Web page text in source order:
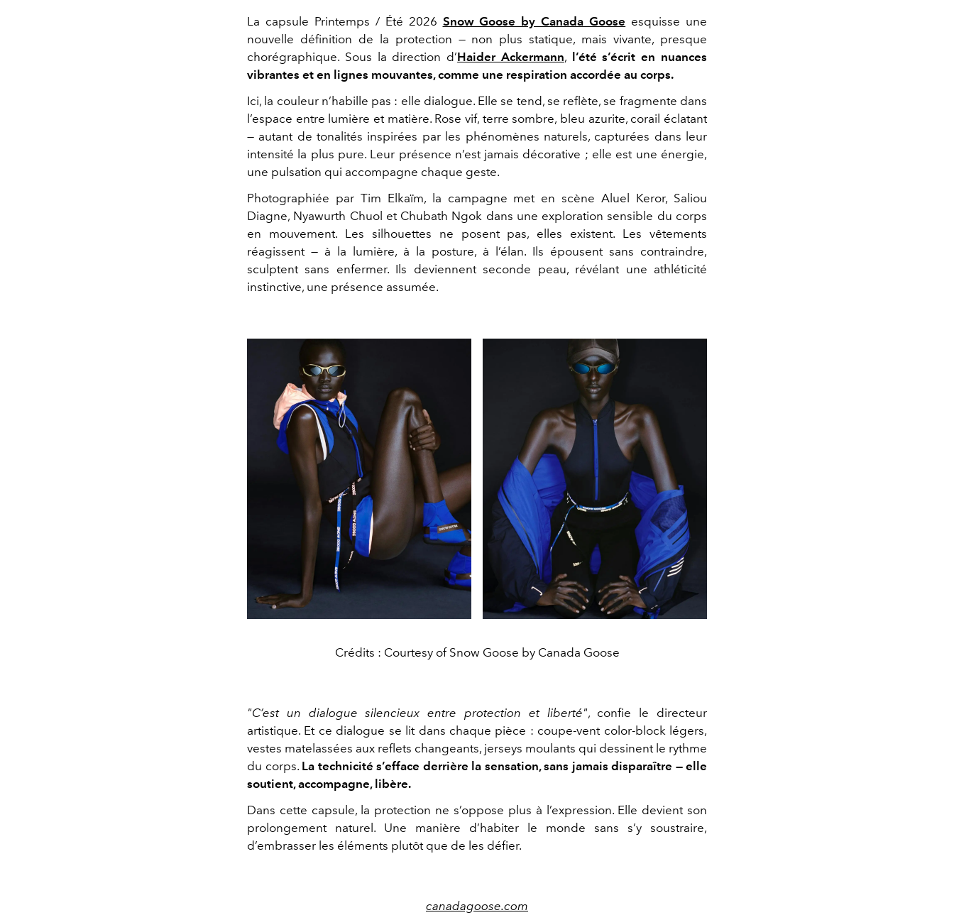
La capsule Printemps / Été 2026 Snow Goose by Canada Goose esquisse une
nouvelle définition de la protection — non plus statique, mais vivante, presque
chorégraphique. Sous la direction d’Haider Ackermann,
l’été s’écrit en nuances
vibrantes et en lignes mouvantes, comme une respiration accordée au corps.
Ici, la couleur n’habille pas : elle dialogue. Elle se tend, se reflète, se fragmente dans
l’espace entre lumière et matière. Rose vif, terre sombre, bleu azurite, corail éclatant
— autant de tonalités inspirées par les phénomènes naturels, capturées dans leur
intensité la plus pure. Leur présence n’est jamais décorative ; elle est une énergie,
une pulsation qui accompagne chaque geste.
Photographiée par Tim Elkaïm, la campagne met en scène Aluel Keror, Saliou
Diagne, Nyawurth Chuol et Chubath Ngok dans une exploration sensible du corps
en mouvement. Les silhouettes ne posent pas, elles existent. Les vêtements
réagissent — à la lumière, à la posture, à l’élan. Ils épousent sans contraindre,
sculptent sans enfermer. Ils deviennent seconde peau, révélant une athléticité
instinctive, une présence assumée.
Crédits : Courtesy of Snow Goose by Canada Goose
"C’est un dialogue silencieux entre protection et liberté", confie le directeur
artistique. Et ce dialogue se lit dans chaque pièce : coupe-vent color-block légers,
vestes matelassées aux reflets changeants, jerseys moulants qui dessinent le rythme
du corps. La technicité s’efface derrière la sensation, sans jamais disparaître — elle
soutient, accompagne, libère.
Dans cette capsule, la protection ne s’oppose plus à l’expression. Elle devient son
prolongement naturel. Une manière d’habiter le monde sans s’y soustraire,
d’embrasser les éléments plutôt que de les défier.
canadagoose.com